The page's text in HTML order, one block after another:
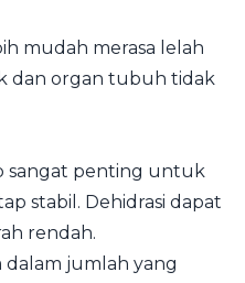
mudah merasa lelah
dan organ tubuh tidak
sangat penting untuk
stabil. Dehidrasi dapat
rendah.
dalam jumlah yang